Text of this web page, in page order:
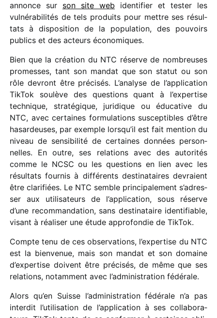
annonce sur son site web iden­ti­fier et tester les
vulné­ra­bi­li­tés de tels produits pour mettre ses résul­
tats à dispo­si­tion de la popu­la­tion, des pouvoirs
publics et des acteurs économiques.
Bien que la créa­tion du NTC réserve de nombreuses
promesses, tant son mandat que son statut ou son
rôle devront être préci­sés. L’analyse de l’application
TikTok soulève des ques­tions quant à l’expertise
tech­nique, stra­té­gique, juri­dique ou éduca­tive du
NTC, avec certaines formu­la­tions suscep­tibles d’être
hasar­deuses, par exemple lors­qu’il est fait mention du
niveau de sensi­bi­lité de certaines données person­
nelles. En outre, ses rela­tions avec des auto­ri­tés
comme le NCSC ou les ques­tions en lien avec les
résul­tats four­nis à diffé­rents desti­na­taires devraient
être clari­fiées. Le NTC semble prin­ci­pa­le­ment s’adres­
ser aux utili­sa­teurs de l’ap­pli­ca­tion, sous réserve
d’une recom­man­da­tion, sans desti­na­taire iden­ti­fiable,
visant à réali­ser une étude appro­fon­die de TikTok.
Compte tenu de ces obser­va­tions, l’expertise du NTC
est la bien­ve­nue, mais son mandat et son domaine
d’expertise doivent être préci­sés, de même que ses
rela­tions, notam­ment avec l’administration fédérale.
Alors qu’en Suisse l’administration fédé­rale n’a pas
inter­dit l’utilisation de l’application à ses colla­bo­ra­